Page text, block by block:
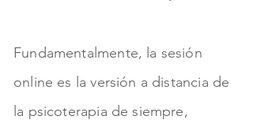
Fundamentalmente, la sesión
online es la versión a distancia de
la psicoterapia de siempre,